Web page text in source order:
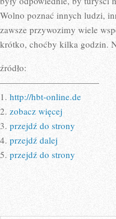
Wolno poznać innych ludzi,
zawsze przywozimy wiele
krótko, choćby kilka godzin.
źródło:
———————————
1. http://hbt-online.de
2. zobacz więcej
3. przejdź do strony
4. przejdź dalej
5. przejdź do strony